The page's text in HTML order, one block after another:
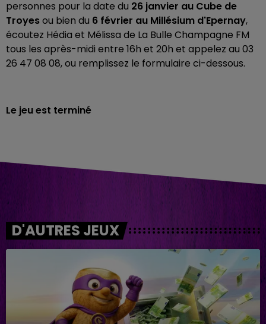
personnes pour la date du 26 janvier au Cube de
Troyesou bien du 6 février au Millésium d'Epernay,
écoutez Hédia et Mélissa de La Bulle Champagne FM
tous les après-midi entre 16h et 20h et appelez au 03
26 47 08 08, ou remplissez le formulaire ci-dessous.
Le jeu est terminé
D'AUTRES JEUX